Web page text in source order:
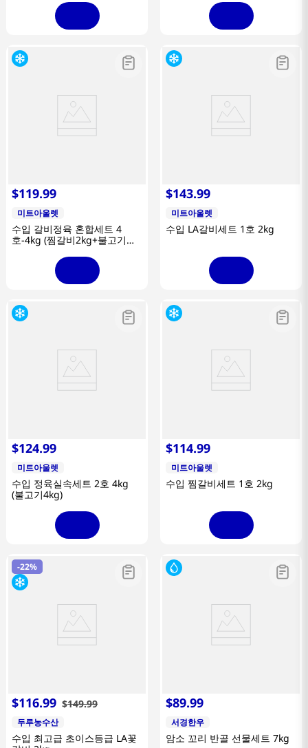
$119.99
미트아울렛
수입 갈비정육 혼합세트 4
호-4kg (찜갈비2kg+불고기
$143.99
미트아울렛
수입 LA갈비세트 1호 2kg
$124.99
미트아울렛
수입 정육실속세트 2호 4kg
(불고기4kg)
$114.99
미트아울렛
수입 찜갈비세트 1호 2kg
-22%
$116.99 $149.99
두루농수산
수입 최고급 초이스등급 LA꽃
$89.99
서경한우
암소 꼬리 반골 선물세트 7kg